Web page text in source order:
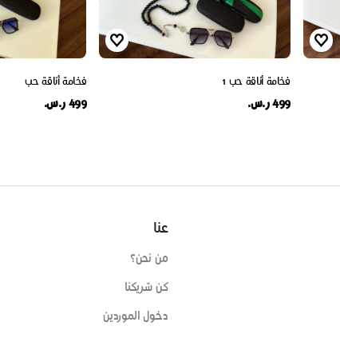
فخامة أناقة حب 1
499 ر.س.
فخامة أناقة حب
499 ر.س.
عنا
من نحن؟
كن شريكنا
دخول الموردين